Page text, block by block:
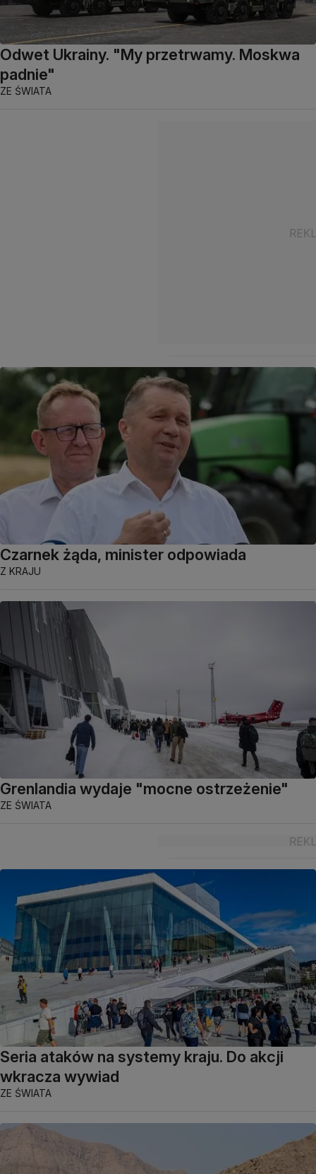
Odwet Ukrainy. "My przetrwamy. Moskwa
padnie"
ZE ŚWIATA
Czarnek żąda, minister odpowiada
Z KRAJU
Grenlandia wydaje "mocne ostrzeżenie"
ZE ŚWIATA
Seria ataków na systemy kraju. Do akcji
wkracza wywiad
ZE ŚWIATA